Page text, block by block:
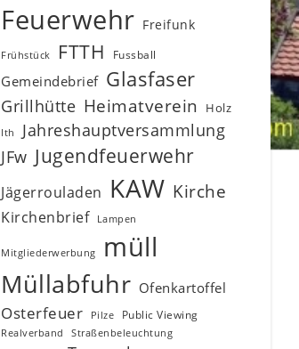
Feuerwehr Freifunk
Frühstück FTTH Fussball
Gemeindebrief Glasfaser
Grillhütte Heimatverein Holz
Ith
Jahreshauptversammlung
JFw Jugendfeuerwehr
Jägerrouladen KAW Kirche
Kirchenbrief Lampen
Mitgliederwerbung müll
Müllabfuhr Ofenkartoffel
Osterfeuer Pilze Public Viewing
Realverband Straßenbeleuchtung